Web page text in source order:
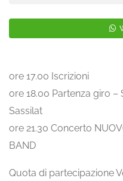
ore 17.00 Iscrizioni
ore 18.00 Partenza giro
Sassilat
ore 21.30 Concerto
BAND
Quota di partecipazione